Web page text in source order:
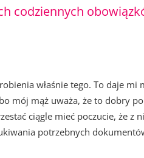
codziennych
właśnie tego. To daje mi
mój mąż uważa, że to dobry
ciągle mieć poczucie, że z
potrzebnych